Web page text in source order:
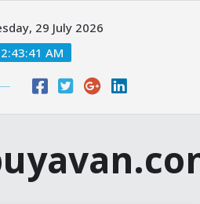
29 July 2026
2:43:42 AM